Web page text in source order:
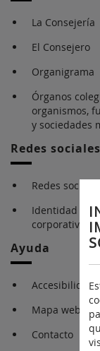
La Consejería
El Consejero
Organigrama
Órganos
organismos,
y sociedades
Redes
Redes sociales
Identidad
corporativa
Ayuda
Accesibilidad
Mapa web
Contacto